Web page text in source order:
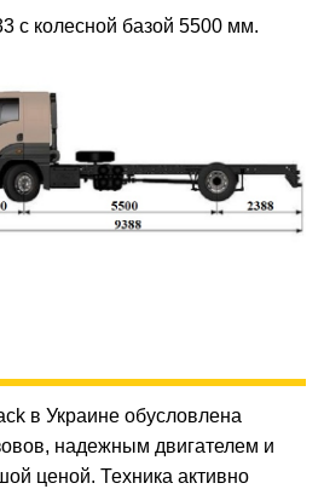
с колесной базой 5500 мм.
в Украине обусловлена
надежным двигателем и
ценой. Техника активно